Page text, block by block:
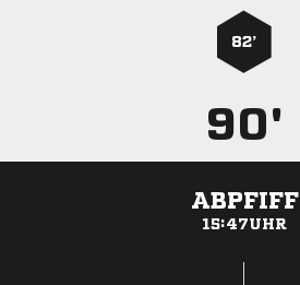
82’
90'
ABPFIFF
15:47UHR